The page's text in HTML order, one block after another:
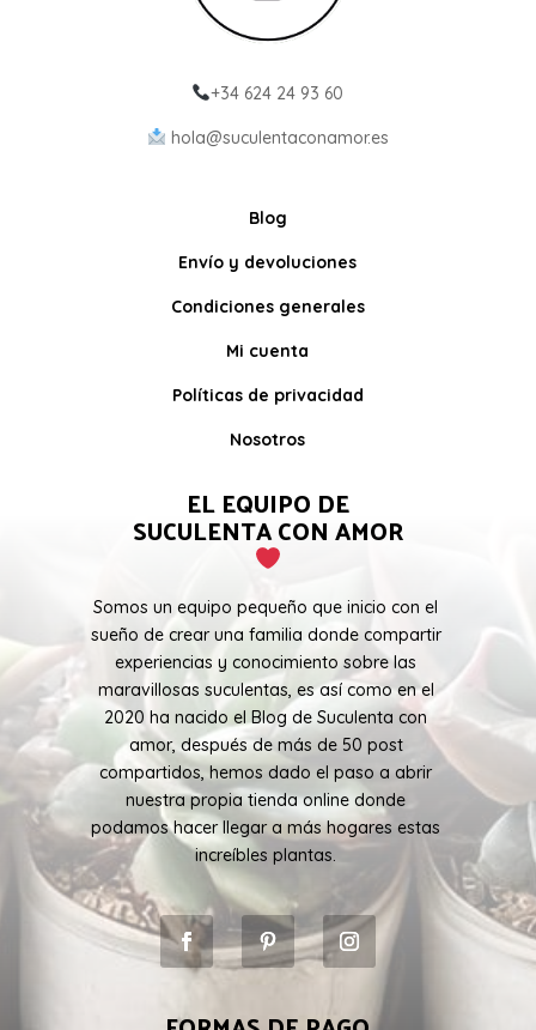
+34 624 24 93 60
hola@suculentaconamor.es
Blog
Envío y devoluciones
Condiciones generales
Mi cuenta
Políticas de privacidad
Nosotros
EL EQUIPO DE
SUCULENTA CON AMOR
Somos un equipo pequeño que inicio con el
sueño de crear una familia donde compartir
experiencias y conocimiento sobre las
maravillosas suculentas, es así como en el
2020 ha nacido el Blog de Suculenta con
amor, después de más de 50 post
compartidos, hemos dado el paso a abrir
nuestra propia tienda online donde
podamos hacer llegar a más hogares estas
increíbles plantas.